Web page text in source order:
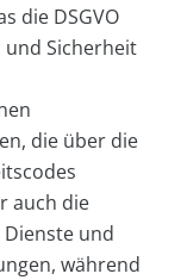
die DSGVO
Sicherheit
die über die
auch die
und
während